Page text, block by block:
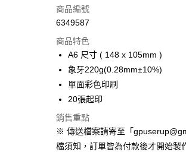
信用卡一次付款
運送方式
全家取貨付款
每筆NT$70
7-11取貨付款
每筆NT$70
商品編號
6349587
商品特色
A6 尺寸 ( 148 x 105mm )
象牙220g(0.28mm±10%)
單面彩色印刷
20張起印
銷售重點
※ 傳送檔案請寄至「
檔須知，訂單皆為付款後才開始製